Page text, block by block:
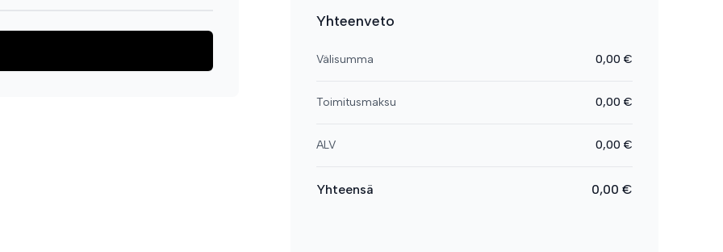
Yhteenveto
Välisumma 0,00 €
Toimitusmaksu 0,00 €
ALV 0,00 €
Yhteensä 0,00 €